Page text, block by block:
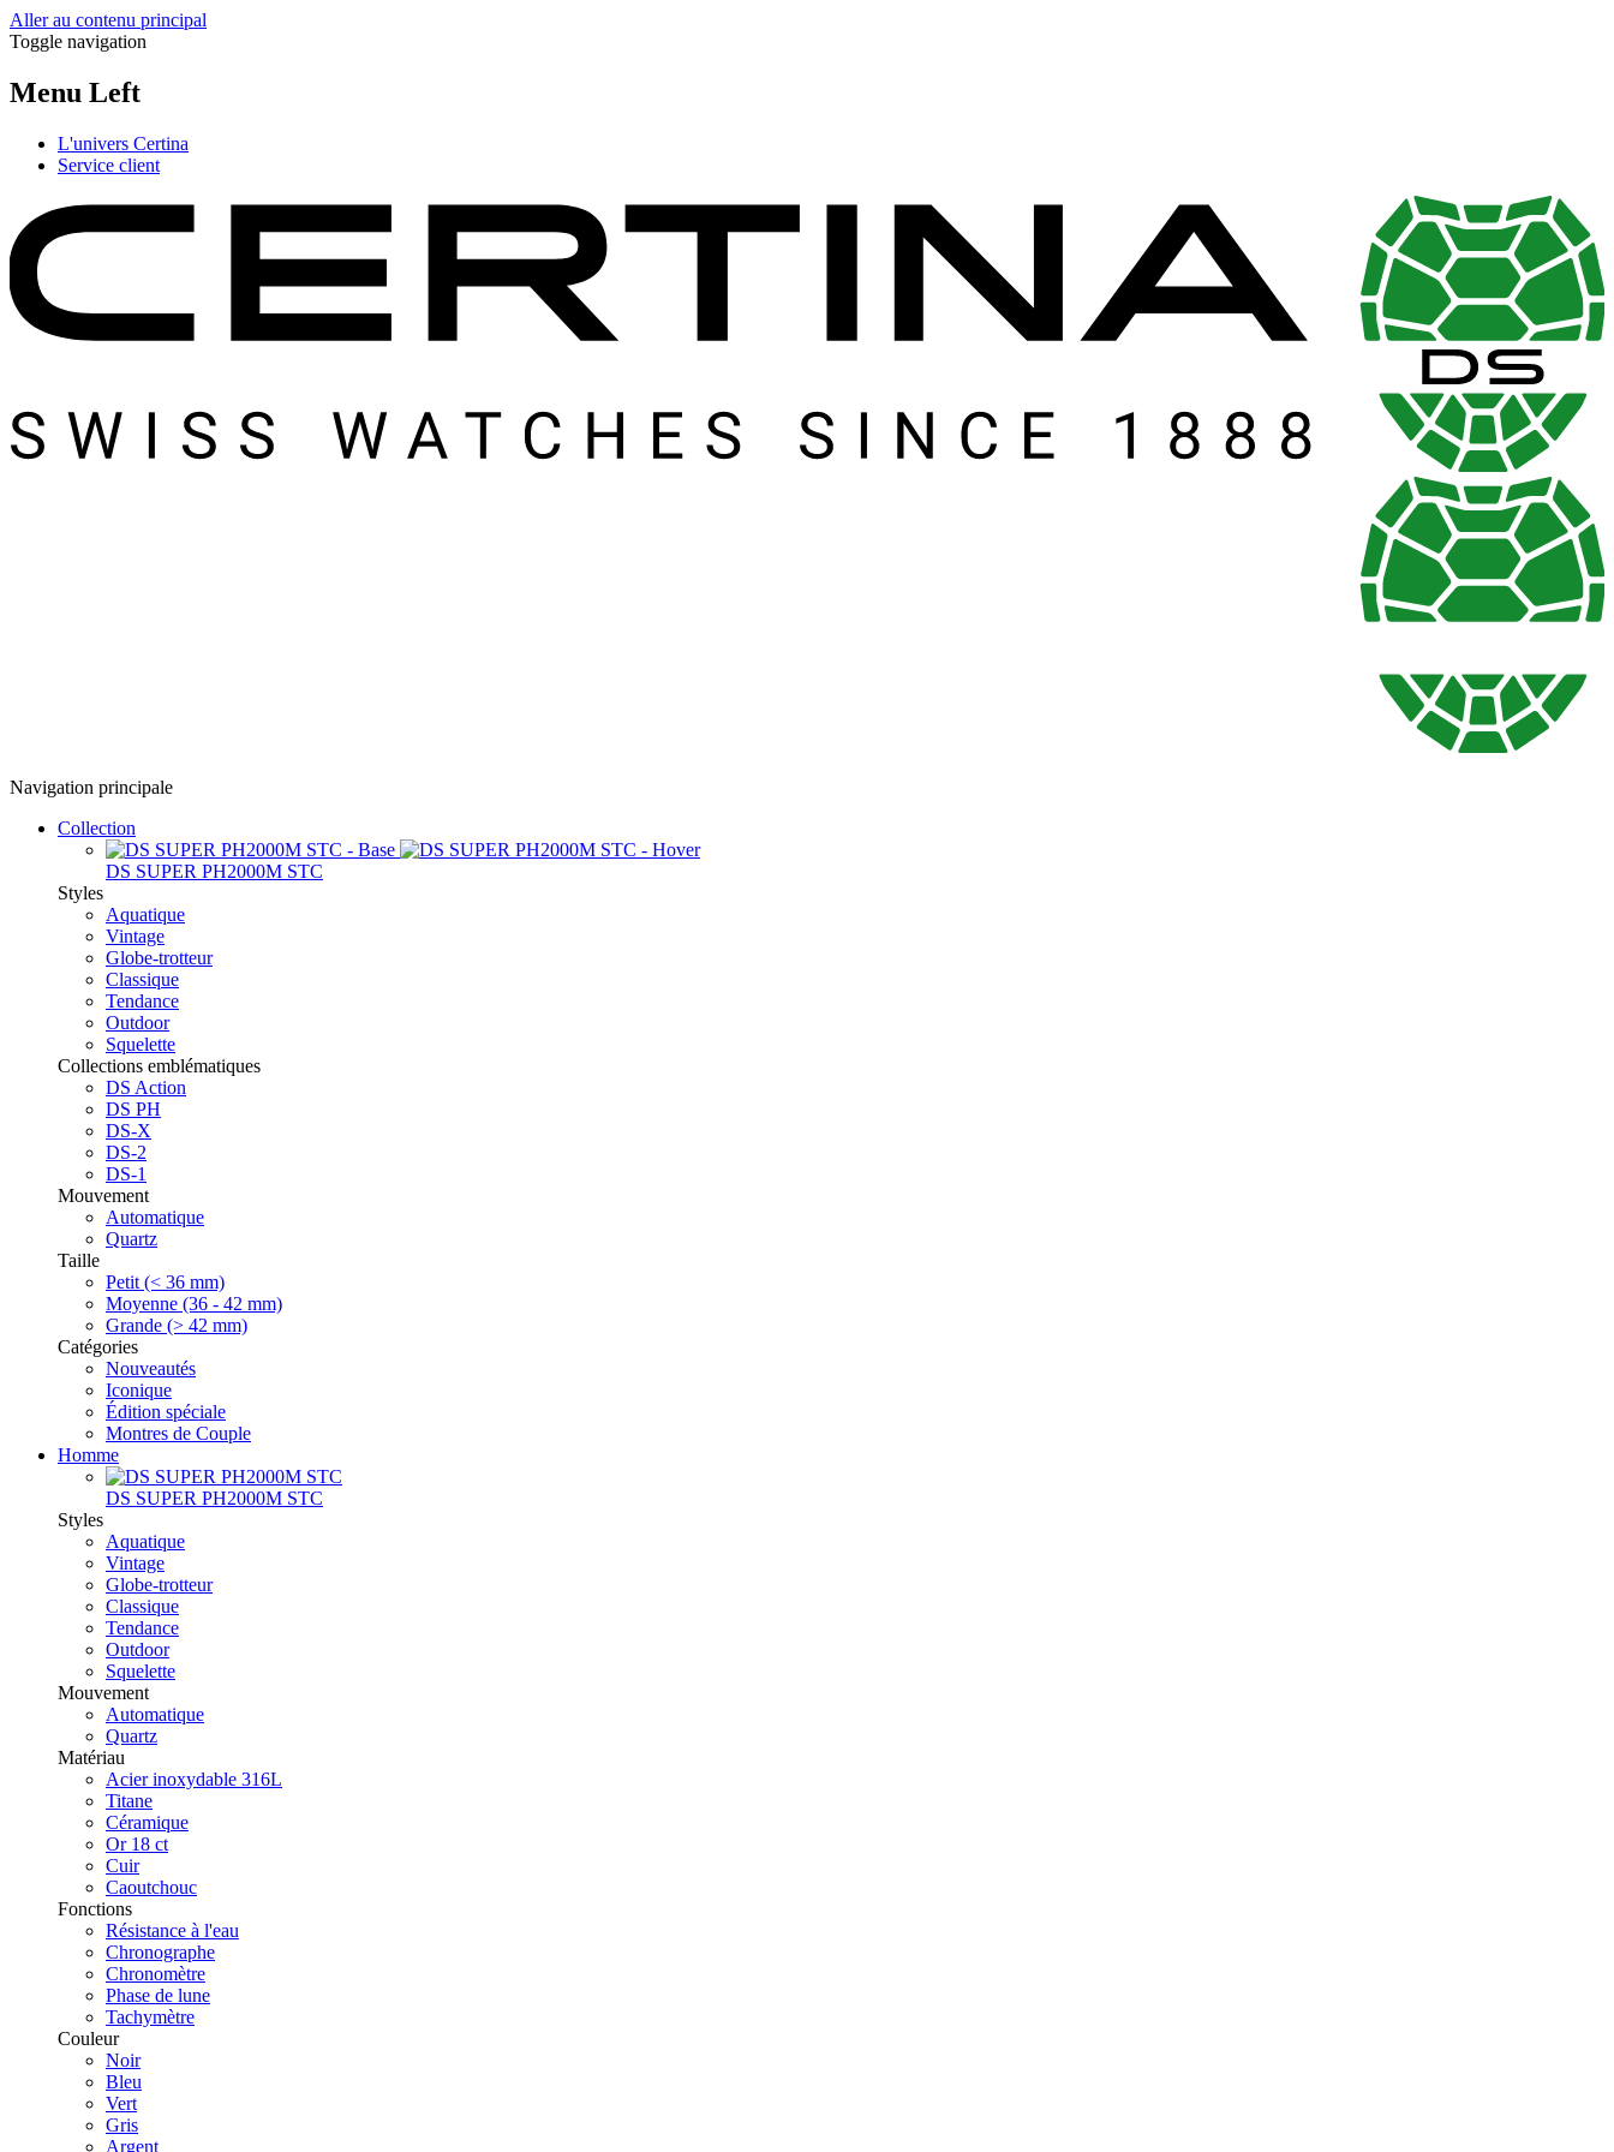
Aller au contenu principal
Toggle navigation
Menu Left
L'univers Certina
Service client
Navigation principale
Collection
DS SUPER PH2000M STC
Styles
Aquatique
Vintage
Globe-trotteur
Classique
Tendance
Outdoor
Squelette
Collections emblématiques
DS Action
DS PH
DS-X
DS-2
DS-1
Mouvement
Automatique
Quartz
Taille
Petit (< 36 mm)
Moyenne (36 - 42 mm)
Grande (> 42 mm)
Catégories
Nouveautés
Iconique
Édition spéciale
Montres de Couple
Homme
DS SUPER PH2000M STC
Styles
Aquatique
Vintage
Globe-trotteur
Classique
Tendance
Outdoor
Squelette
Mouvement
Automatique
Quartz
Matériau
Acier inoxydable 316L
Titane
Céramique
Or 18 ct
Cuir
Caoutchouc
Fonctions
Résistance à l'eau
Chronographe
Chronomètre
Phase de lune
Tachymètre
Couleur
Noir
Bleu
Vert
Gris
Argent